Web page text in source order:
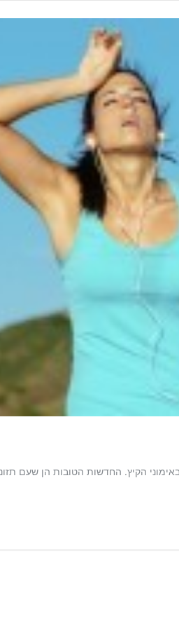
הקיץ. החדשות הטובות הן שעם